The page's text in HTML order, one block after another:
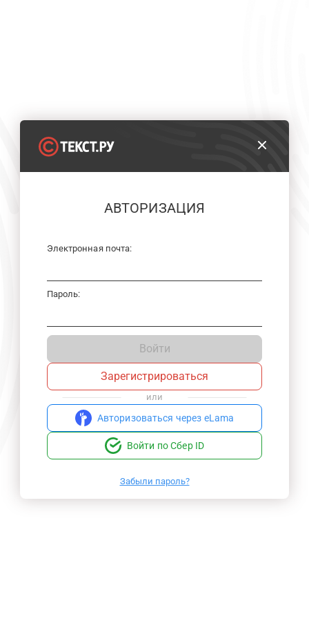
АВТОРИЗАЦИЯ
Электронная почта:
Пароль:
Войти
Зарегистрироваться
или
Авторизоваться через eLama
Войти по Сбер ID
Забыли пароль?